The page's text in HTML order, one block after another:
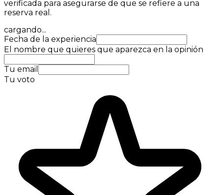
verificada para asegurarse de que se refiere a una
reserva real.
cargando...
Fecha de la experiencia
El nombre que quieres que aparezca en la opinión
Tu email
Tu voto